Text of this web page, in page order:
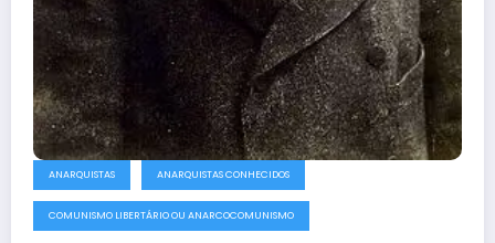
ANARQUISTAS ANARQUISTAS CONHECIDOS
COMUNISMO LIBERTÁRIO OU ANARCOCOMUNISMO